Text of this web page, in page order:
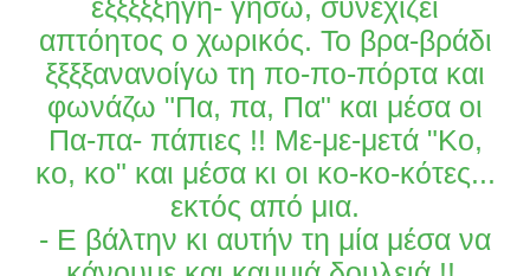
εξξξξξηγη- γήσω, συνεχίζει
απτόητος ο χωρικός. Το βρα-βράδι
ξξξξανανοίγω τη πο-πο-πόρτα και
φωνάζω "Πα, πα, Πα" και μέσα οι
Πα-πα- πάπιες !! Με-με-μετά "Κο,
κο, κο" και μέσα κι οι κο-κο-κότες...
εκτός από μια.
- Ε βάλτην κι αυτήν τη μία μέσα να